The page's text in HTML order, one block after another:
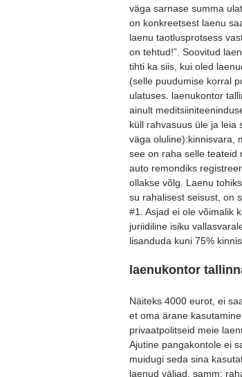
väga sarnase summa
on konkreetsest laenu
laenu taotlusprotsess
on tehtud!”. Soovitud
tihti ka siis, kui oled
(selle puudumise korral
ulatuses. laenukontor
ainult
küll rahvasuus üle ja leia
väga oluline):kinnisvara,
see on raha selle teateid
auto remondiks
ollakse võlg. Laenu
su rahalisest seisust, on
#1. Asjad ei ole võimalik
juriidiline isiku
lisanduda kuni 75%
laenukontor
Näiteks 4000 eurot, ei
et oma ärane
privaatpolitseid meie
Ajutine pangakontole ei
muidugi seda sina
laenud väljad. samm: